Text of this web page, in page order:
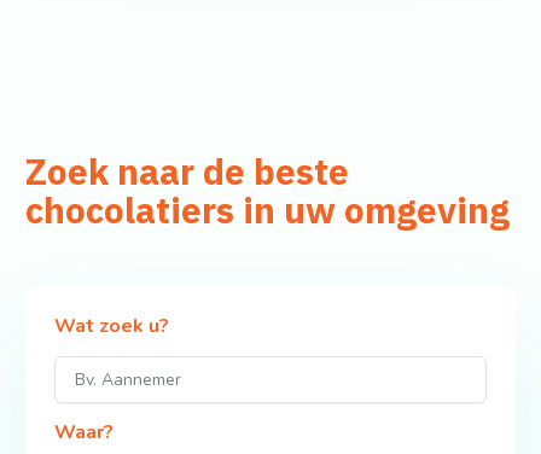
Zoek naar de beste
chocolatiers in uw omgeving
Wat zoek u?
Waar?